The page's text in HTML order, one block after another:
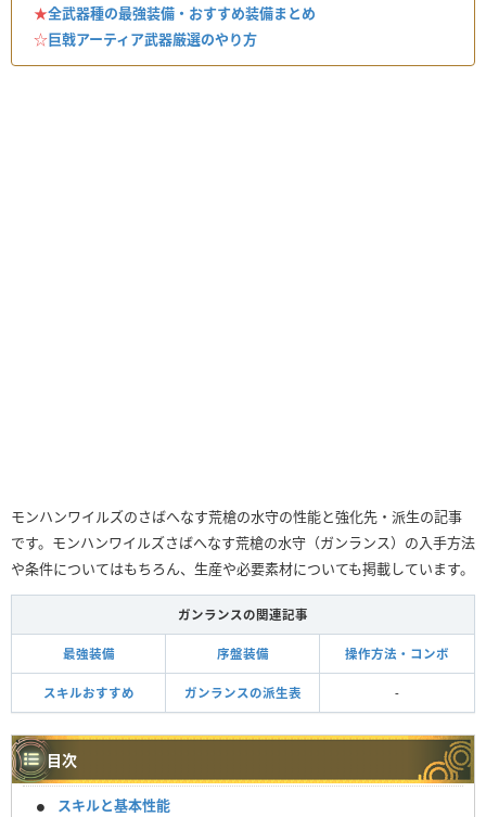
★全武器種の最強装備・おすすめ装備まとめ
☆巨戟アーティア武器厳選のやり方
モンハンワイルズのさばへなす荒槍の水守の性能と強化先・派生の記事
です。モンハンワイルズさばへなす荒槍の水守（ガンランス）の入手方法
や条件についてはもちろん、生産や必要素材についても掲載しています。
ガンランスの関連記事
最強装備 序盤装備 操作方法・コンボ
スキルおすすめ ガンランスの派生表 -
目次
スキルと基本性能